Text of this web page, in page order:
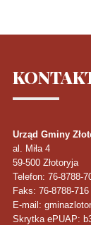
Urząd Gminy
al. Miła 4
59-500 Złotoryja
Telefon: 76-8788-
Faks: 76-8788-716
E-mail:
Skrytka ePUAP: